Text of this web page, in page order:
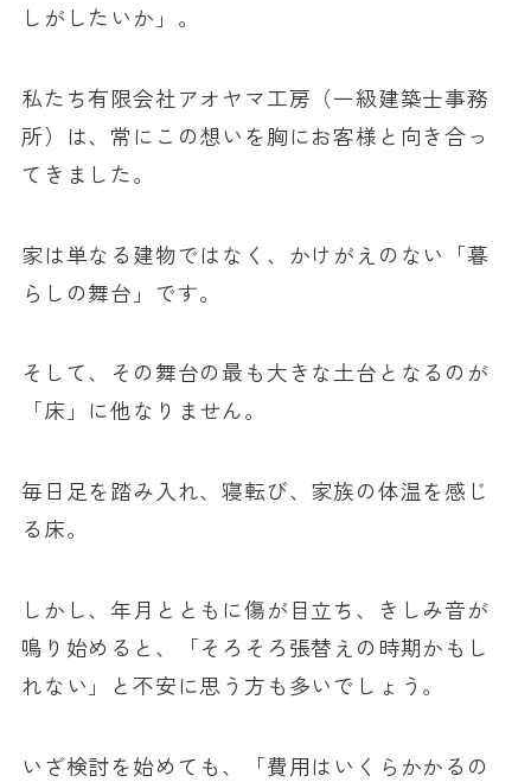
しがしたいか」。
私たち有限会社アオヤマ工房（一級建築士事務
所）は、常にこの想いを胸にお客様と向き合っ
てきました。
家は単なる建物ではなく、かけがえのない「暮
らしの舞台」です。
そして、その舞台の最も大きな土台となるのが
「床」に他なりません。
毎日足を踏み入れ、寝転び、家族の体温を感じ
る床。
しかし、年月とともに傷が目立ち、きしみ音が
鳴り始めると、「そろそろ張替えの時期かもし
れない」と不安に思う方も多いでしょう。
いざ検討を始めても、「費用はいくらかかるの